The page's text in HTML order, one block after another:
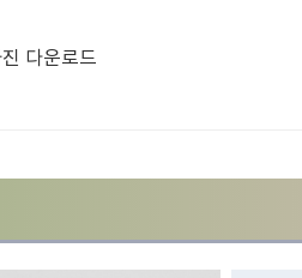
다운로드